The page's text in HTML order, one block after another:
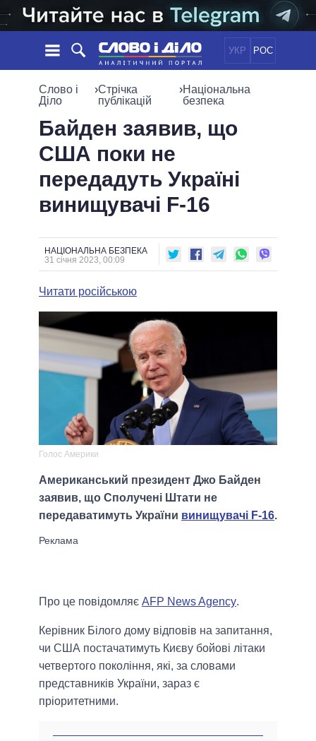
УКР РОС
НОВИНИ
СТРІЧКА
ПОДІЇ
СТАТТІ
ДУМКИ
ОГЛЯДИ
ЕКОНОМІКА
СУСПІЛЬСТВО
СВІТ
ПОЛIТИКИ
УСІ ПОЛІТИКИ
ПРЕЗИДЕНТ І ОФІС
КАБІНЕТ МІНІСТРІВ
ГОЛОВИ ОБЛАДМІНІСТРАЦІЙ
МЕРИ МІСТ
ІНФОГРАФІКА
ВІДЕО
ПІДТРИМАТИ
ПОРІВНЯННЯ ПОЛІТИКІВ
Слово і
Діло
›Стрічка
публікацій
›Національна
безпека
Байден заявив, що
США поки не
передадуть Україні
винищувачі F-16
НАЦІОНАЛЬНА БЕЗПЕКА
31 січня 2023, 00:09
Читати російською
Голос Америки
Американський президент Джо Байден
заявив, що Сполучені Штати не
передаватимуть України винищувачі F-16.
Про це повідомляє AFP News Agency.
Керівник Білого дому відповів на запитання,
чи США постачатимуть Києву бойові літаки
четвертого покоління, які, за словами
представників України, зараз є
пріоритетними.